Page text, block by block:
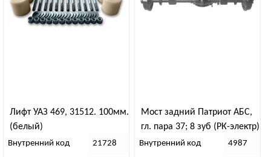
Лифт УАЗ 469, 31512. 100мм.
(белый)
Внутренний код 21728
Мост задний Патриот АБС,
гл. пара 37; 8 зуб (РК-электр)
“73”
Внутренний код 4987